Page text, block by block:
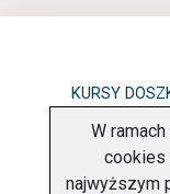
KURSY
OBOWIĄZEK
POLITYKA
W
cookies
najwyższym